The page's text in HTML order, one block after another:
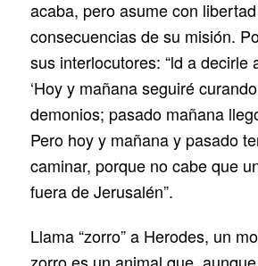
acaba, pero asume con
consecuencias de su misión.
sus interlocutores: “ld a decirle
‘Hoy y mañana seguiré
demonios; pasado mañana
Pero hoy y mañana y pasado
caminar, porque no cabe que
fuera de Jerusalén”.
Llama “zorro” a Herodes, un